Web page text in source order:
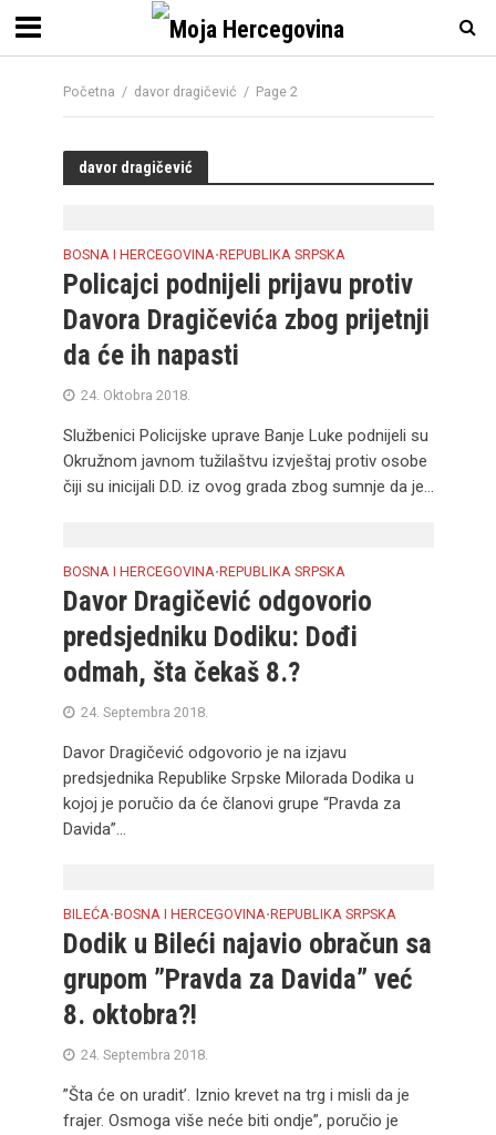
Početna / davor dragičević / Page 2
davor dragičević
BOSNA I HERCEGOVINA•REPUBLIKA SRPSKA
Policajci podnijeli prijavu protiv
Davora Dragičevića zbog prijetnji
da će ih napasti
24. Oktobra 2018.
Službenici Policijske uprave Banje Luke podnijeli su
Okružnom javnom tužilaštvu izvještaj protiv osobe
čiji su inicijali D.D. iz ovog grada zbog sumnje da je...
BOSNA I HERCEGOVINA•REPUBLIKA SRPSKA
Davor Dragičević odgovorio
predsjedniku Dodiku: Dođi
odmah, šta čekaš 8.?
24. Septembra 2018.
Davor Dragičević odgovorio je na izjavu
predsjednika Republike Srpske Milorada Dodika u
kojoj je poručio da će članovi grupe “Pravda za
Davida”...
BILEĆA•BOSNA I HERCEGOVINA•REPUBLIKA SRPSKA
Dodik u Bileći najavio obračun sa
grupom ”Pravda za Davida” već
8. oktobra?!
24. Septembra 2018.
”Šta će on uradit’. Iznio krevet na trg i misli da je
frajer. Osmoga više neće biti ondje”, poručio je